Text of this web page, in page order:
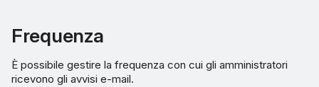
Frequenza
È possibile gestire la frequenza con cui gli amministratori
ricevono gli avvisi e-mail.